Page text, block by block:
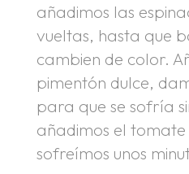
añadimos las
vueltas, hasta que
cambien de color.
pimentón dulce,
para que se sofría
añadimos el
sofreímos unos